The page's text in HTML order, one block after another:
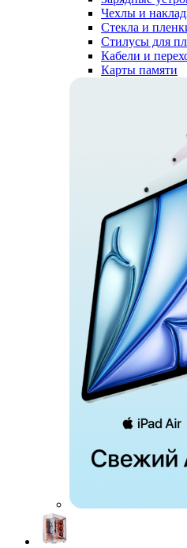
Чехлы и
Стекла и
Стилусы для
Кабели и
Карты памяти